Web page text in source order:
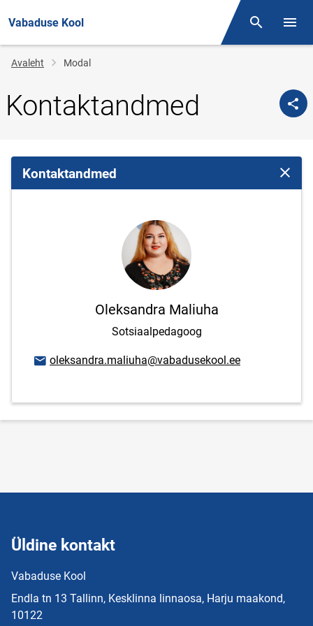
Vabaduse Kool Otsing
Jälglink
Avaleht Modal
Kontaktandmed
Kontaktandmed Sulge
Oleksandra Maliuha
Sotsiaalpedagoog
E-posti aadress
oleksandra.maliuha@vabadusekool.ee
Üldine kontakt
Vabaduse Kool
Endla tn 13 Tallinn, Kesklinna linnaosa, Harju maakond,
10122